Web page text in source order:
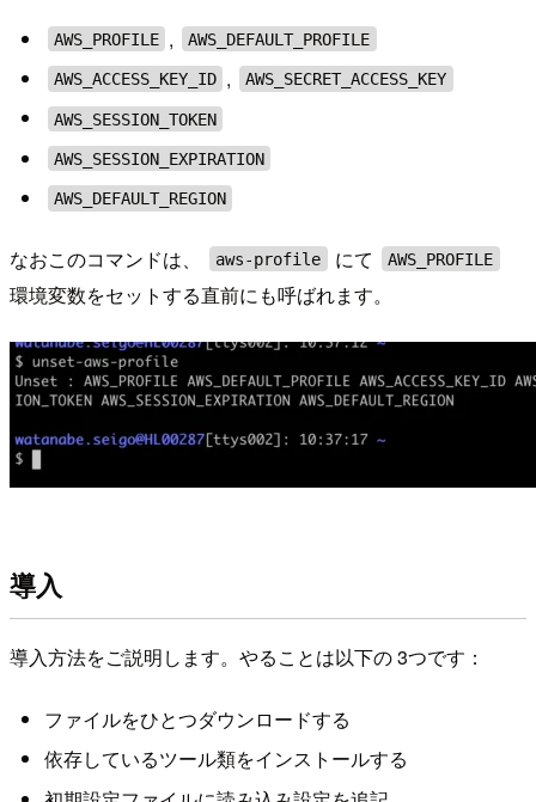
AWS_PROFILE , AWS_DEFAULT_PROFILE
AWS_ACCESS_KEY_ID , AWS_SECRET_ACCESS_KEY
AWS_SESSION_TOKEN
AWS_SESSION_EXPIRATION
AWS_DEFAULT_REGION
なおこのコマンドは、 aws-profile にて AWS_PROFILE
環境変数をセットする直前にも呼ばれます。
導入
導入方法をご説明します。やることは以下の 3つです：
ファイルをひとつダウンロードする
依存しているツール類をインストールする